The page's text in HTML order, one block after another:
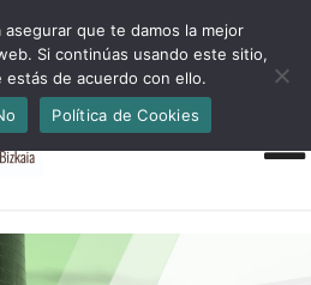
16:30 Vier 9:00-14:00
Móvil y Whatsapp
asegurar que te damos la mejor
Si continúas usando este sitio,
estás de acuerdo con ello.
Política de Cookies